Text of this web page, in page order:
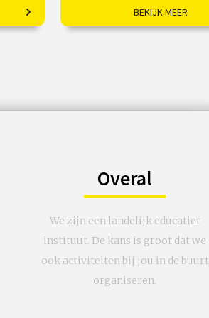
Kunstwerken in hun
oorspronkelijke context.
BEKIJK MEER
Overal
We zijn een landelijk educatief
instituut. De kans is groot dat we
ook activiteiten bij jou in de buurt
organiseren.